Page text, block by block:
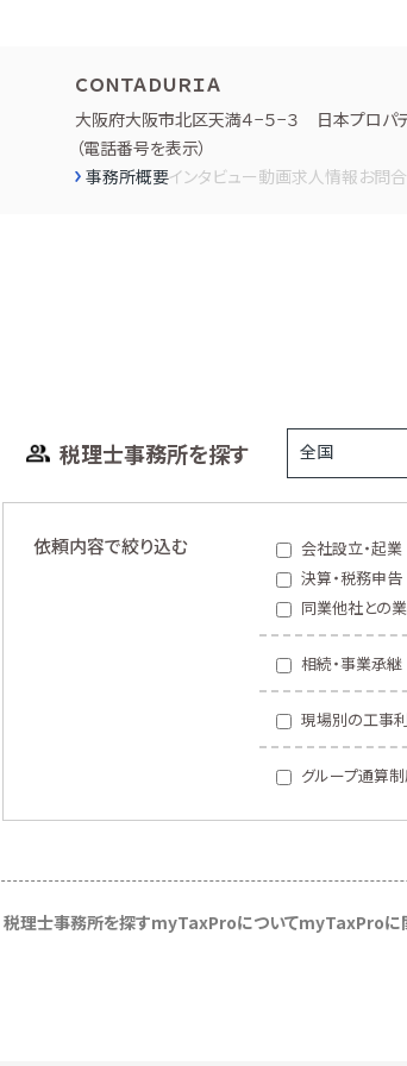
ＣＯＮＴＡＤＵＲＩＡ
大阪府大阪市北区天満４−５−３ 日本プロパテ
（電話番号を表示）
事務所概要インタビュー動画求人情報お問
税理士事務所を探す
依頼内容で絞り込む 会社設立・起業
決算・税務申告
同業他社との
相続・事業承継
現場別の工事
グループ通算
税理士事務所を探すmyTaxProについてmyTaxProに